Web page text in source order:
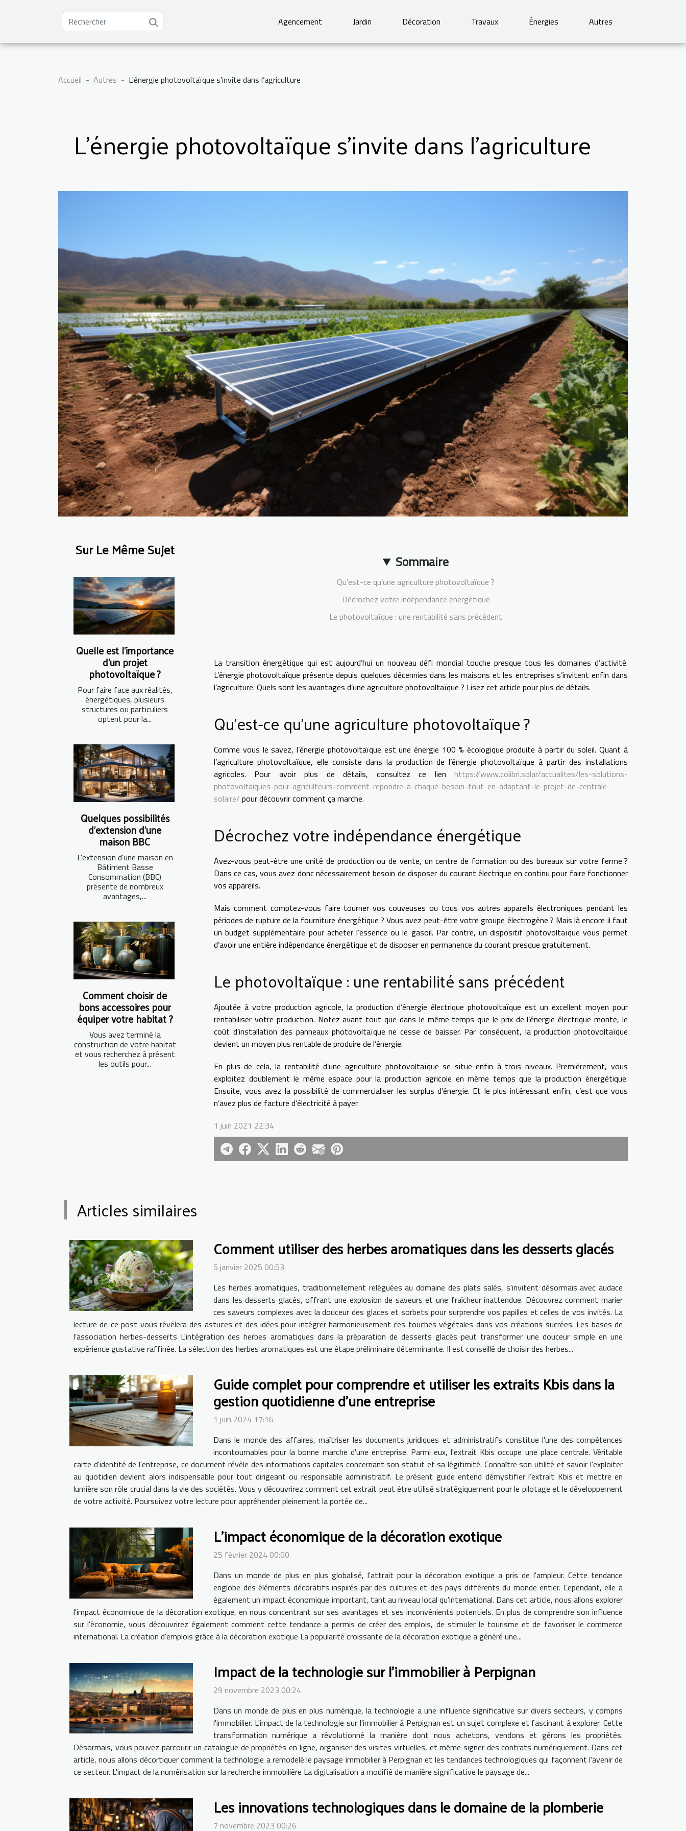
Agencement Jardin Décoration Travaux Énergies Autres
Accueil Autres L'énergie photovoltaïque s’invite dans l’agriculture
L'énergie photovoltaïque s’invite dans l’agriculture
Sur Le Même Sujet
Quelle est l’importance
d’un projet
photovoltaïque ?
Pour faire face aux réalités,
énergétiques, plusieurs
structures ou particuliers
optent pour la...
Quelques possibilités
d'extension d'une
maison BBC
L'extension d'une maison en
Bâtiment Basse
Consommation (BBC)
présente de nombreux
avantages,...
Comment choisir de
bons accessoires pour
équiper votre habitat ?
Vous avez terminé la
construction de votre habitat
et vous recherchez à présent
les outils pour...
Sommaire
Qu’est-ce qu’une agriculture photovoltaïque ?
Décrochez votre indépendance énergétique
Le photovoltaïque : une rentabilité sans précédent
La transition énergétique qui est aujourd’hui un nouveau défi mondial touche presque tous les domaines d’activité.
L’énergie photovoltaïque présente depuis quelques décennies dans les maisons et les entreprises s’invitent enfin dans
l’agriculture. Quels sont les avantages d’une agriculture photovoltaïque ? Lisez cet article pour plus de détails.
Qu’est-ce qu’une agriculture photovoltaïque ?
Comme vous le savez, l’énergie photovoltaïque est une énergie 100 % écologique produite à partir du soleil. Quant à
l’agriculture photovoltaïque, elle consiste dans la production de l’énergie photovoltaïque à partir des installations
agricoles. Pour avoir plus de détails, consultez ce lien https://www.colibri.solar/actualites/les-solutions-
photovoltaiques-pour-agriculteurs-comment-repondre-a-chaque-besoin-tout-en-adaptant-le-projet-de-centrale-
solaire/ pour découvrir comment ça marche.
Décrochez votre indépendance énergétique
Avez-vous peut-être une unité de production ou de vente, un centre de formation ou des bureaux sur votre ferme ?
Dans ce cas, vous avez donc nécessairement besoin de disposer du courant électrique en continu pour faire fonctionner
vos appareils.
Mais comment comptez-vous faire tourner vos couveuses ou tous vos autres appareils électroniques pendant les
périodes de rupture de la fourniture énergétique ? Vous avez peut-être votre groupe électrogène ? Mais là encore il faut
un budget supplémentaire pour acheter l’essence ou le gasoil. Par contre, un dispositif photovoltaïque vous permet
d’avoir une entière indépendance énergétique et de disposer en permanence du courant presque gratuitement.
Le photovoltaïque : une rentabilité sans précédent
Ajoutée à votre production agricole, la production d’énergie électrique photovoltaïque est un excellent moyen pour
rentabiliser votre production. Notez avant tout que dans le même temps que le prix de l’énergie électrique monte, le
coût d’installation des panneaux photovoltaïque ne cesse de baisser. Par conséquent, la production photovoltaïque
devient un moyen plus rentable de produire de l’énergie.
En plus de cela, la rentabilité d’une agriculture photovoltaïque se situe enfin à trois niveaux. Premièrement, vous
exploitez doublement le même espace pour la production agricole en même temps que la production énergétique.
Ensuite, vous avez la possibilité de commercialiser les surplus d’énergie. Et le plus intéressant enfin, c’est que vous
n’avez plus de facture d’électricité à payer.
1 juin 2021 22:34
Articles similaires
Comment utiliser des herbes aromatiques dans les desserts glacés
5 janvier 2025 00:53
Les herbes aromatiques, traditionnellement reléguées au domaine des plats salés, s’invitent désormais avec audace
dans les desserts glacés, offrant une explosion de saveurs et une fraîcheur inattendue. Découvrez comment marier
ces saveurs complexes avec la douceur des glaces et sorbets pour surprendre vos papilles et celles de vos invités. La
lecture de ce post vous révélera des astuces et des idées pour intégrer harmonieusement ces touches végétales dans vos créations sucrées. Les bases de
l’association herbes-desserts L'intégration des herbes aromatiques dans la préparation de desserts glacés peut transformer une douceur simple en une
expérience gustative raffinée. La sélection des herbes aromatiques est une étape préliminaire déterminante. Il est conseillé de choisir des herbes...
Guide complet pour comprendre et utiliser les extraits Kbis dans la
gestion quotidienne d'une entreprise
1 juin 2024 17:16
Dans le monde des affaires, maîtriser les documents juridiques et administratifs constitue l'une des compétences
incontournables pour la bonne marche d'une entreprise. Parmi eux, l'extrait Kbis occupe une place centrale. Véritable
carte d'identité de l'entreprise, ce document révèle des informations capitales concernant son statut et sa légitimité. Connaître son utilité et savoir l'exploiter
au quotidien devient alors indispensable pour tout dirigeant ou responsable administratif. Le présent guide entend démystifier l’extrait Kbis et mettre en
lumière son rôle crucial dans la vie des sociétés. Vous y découvrirez comment cet extrait peut être utilisé stratégiquement pour le pilotage et le développement
de votre activité. Poursuivez votre lecture pour appréhender pleinement la portée de...
L'impact économique de la décoration exotique
25 février 2024 00:00
Dans un monde de plus en plus globalisé, l'attrait pour la décoration exotique a pris de l'ampleur. Cette tendance
englobe des éléments décoratifs inspirés par des cultures et des pays différents du monde entier. Cependant, elle a
également un impact économique important, tant au niveau local qu'international. Dans cet article, nous allons explorer
l'impact économique de la décoration exotique, en nous concentrant sur ses avantages et ses inconvénients potentiels. En plus de comprendre son influence
sur l'économie, vous découvrirez également comment cette tendance a permis de créer des emplois, de stimuler le tourisme et de favoriser le commerce
international. La création d'emplois grâce à la décoration exotique La popularité croissante de la décoration exotique a généré une...
Impact de la technologie sur l'immobilier à Perpignan
29 novembre 2023 00:24
Dans un monde de plus en plus numérique, la technologie a une influence significative sur divers secteurs, y compris
l'immobilier. L'impact de la technologie sur l'immobilier à Perpignan est un sujet complexe et fascinant à explorer. Cette
transformation numérique a révolutionné la manière dont nous achetons, vendons et gérons les propriétés.
Désormais, vous pouvez parcourir un catalogue de propriétés en ligne, organiser des visites virtuelles, et même signer des contrats numériquement. Dans cet
article, nous allons décortiquer comment la technologie a remodelé le paysage immobilier à Perpignan et les tendances technologiques qui façonnent l'avenir de
ce secteur. L'impact de la numérisation sur la recherche immobilière La digitalisation a modifié de manière significative le paysage de...
Les innovations technologiques dans le domaine de la plomberie
7 novembre 2023 00:26